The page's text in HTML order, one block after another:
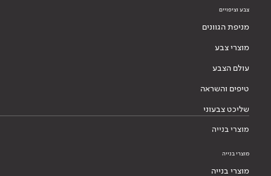
צבע וציפויים
מניפת הגוונים
מוצרי צבע
עולם הצבע
טיפים והשראה
שליכט צבעוני
מוצרי בנייה
מוצרי בנייה
מוצרי בנייה